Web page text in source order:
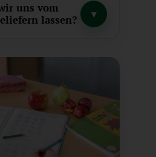
uns vom
lassen?
▾